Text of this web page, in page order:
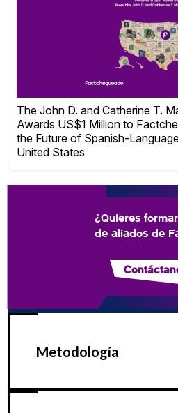
The John D. and Catherine T.
Awards US$1 Million to
the Future of Spanish-
United States
¿Quieres
de aliados de
Metodología